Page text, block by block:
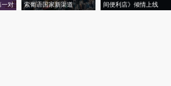
一对
索葡语国家新渠道
间便利店》倾情上线